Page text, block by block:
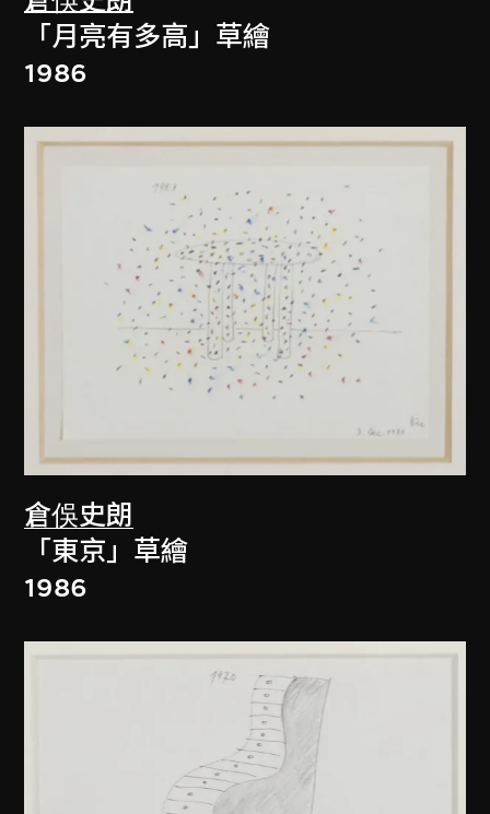
「月亮有多高」草繪
1986
倉俁史朗
「東京」草繪
1986